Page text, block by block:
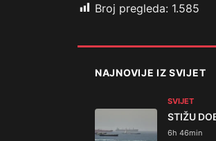
Broj pregleda: 1.585
NAJNOVIJE IZ SVIJET
SVIJET
STIŽU
6h 46min